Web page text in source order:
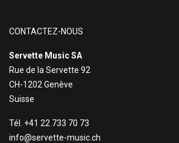
CONTACTEZ-NOUS
Servette Music SA
Rue de la Servette 92
CH-1202 Genève
Suisse
Tél. +41 22 733 70 73
info@servette-music.ch